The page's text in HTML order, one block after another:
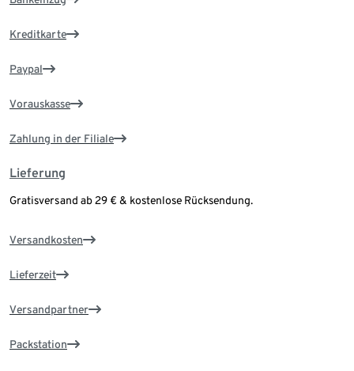
Kreditkarte
Paypal
Vorauskasse
Zahlung in der Filiale
Lieferung
Gratisversand ab 29 € & kostenlose Rücksendung.
Versandkosten
Lieferzeit
Versandpartner
Packstation